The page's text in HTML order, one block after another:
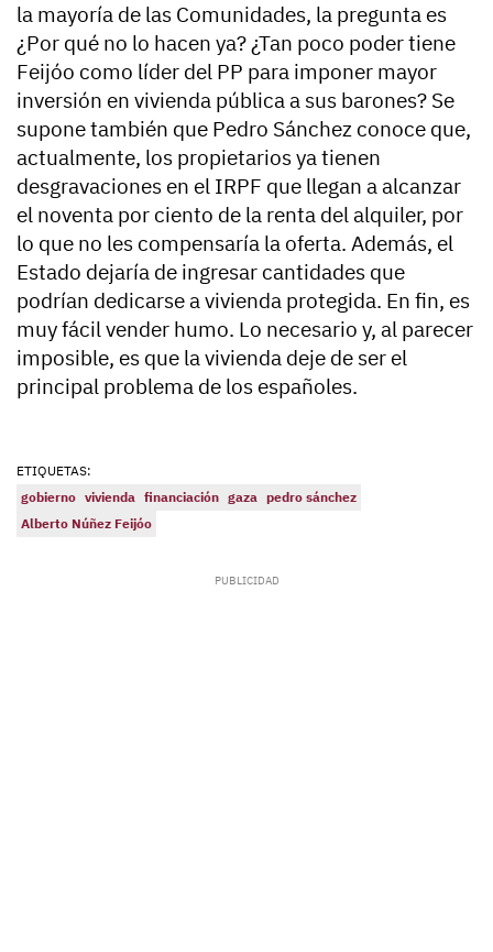
la mayoría de las Comunidades, la pregunta es
¿Por qué no lo hacen ya? ¿Tan poco poder tiene
Feijóo como líder del PP para imponer mayor
inversión en vivienda pública a sus barones? Se
supone también que Pedro Sánchez conoce que,
actualmente, los propietarios ya tienen
desgravaciones en el IRPF que llegan a alcanzar
el noventa por ciento de la renta del alquiler, por
lo que no les compensaría la oferta. Además, el
Estado dejaría de ingresar cantidades que
podrían dedicarse a vivienda protegida. En fin, es
muy fácil vender humo. Lo necesario y, al parecer
imposible, es que la vivienda deje de ser el
principal problema de los españoles.
ETIQUETAS:
gobierno vivienda financiación gaza pedro sánchez
Alberto Núñez Feijóo